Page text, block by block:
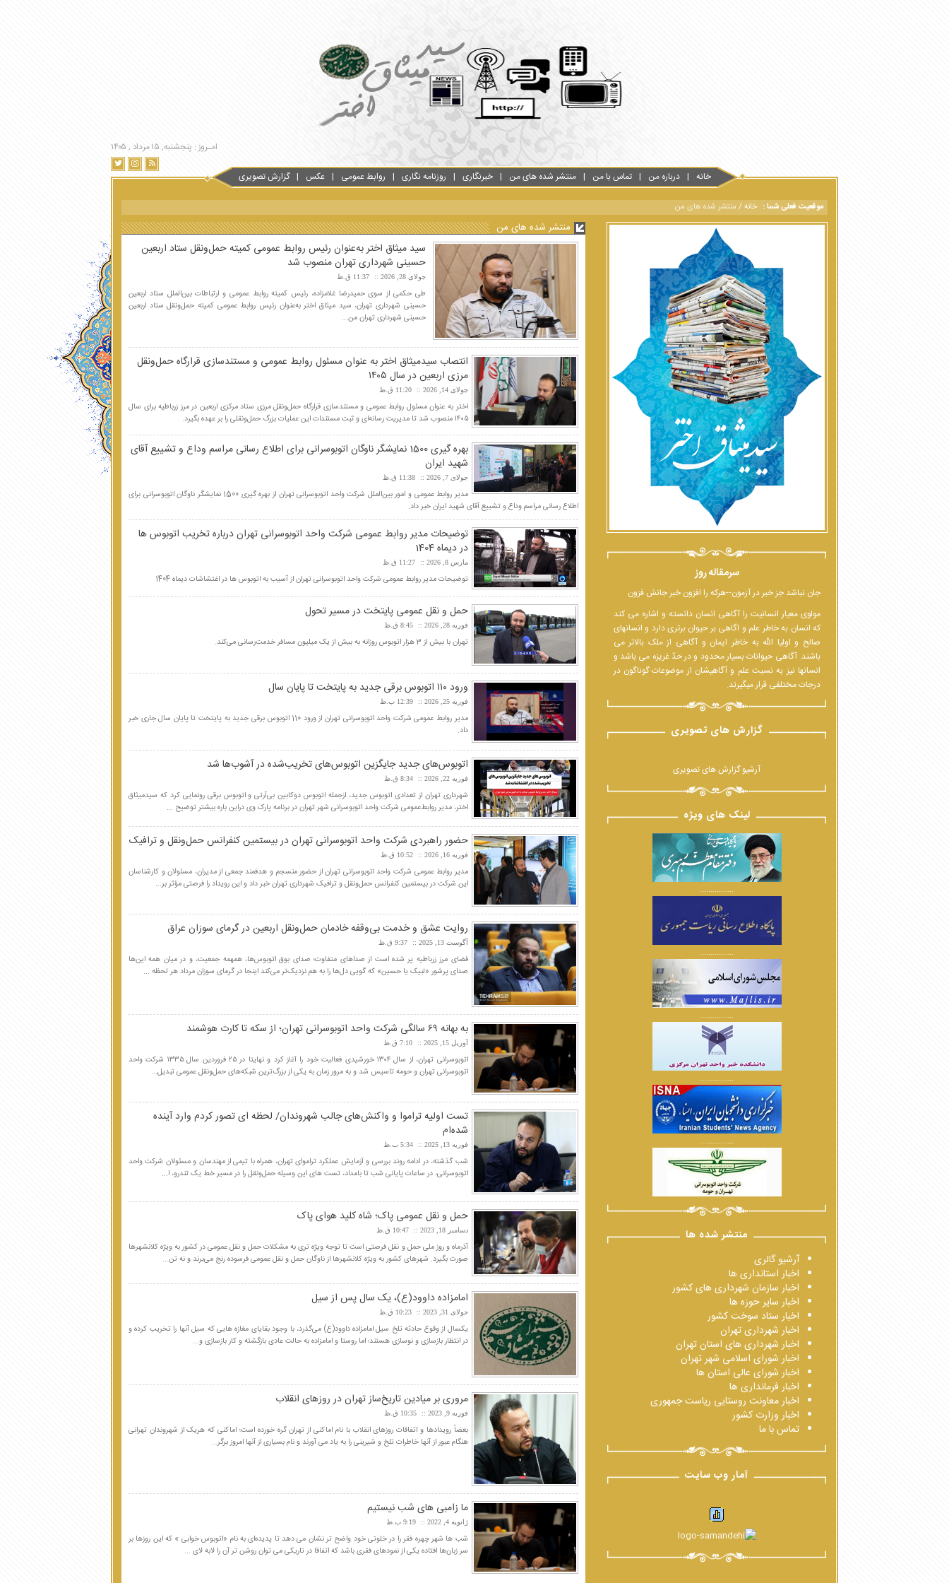
امـروز : پنجشنبه, ۱۵ مرداد , ۱۴۰۵
خانه درباره من تماس با من منتشر شده های من خبرنگاری روزنامه نگاری روابط عمومی عکس گزارش تصویری
موقعیت فعلی شما : خانه/ منتشر شده های من
منتشر شده های من
سید میثاق اختر به‌عنوان رئیس روابط عمومی کمیته حمل‌ونقل ستاد اربعین
حسینی شهرداری تهران منصوب شد
جولای 28, 2026 11:37 ق.ظ
طی حکمی از سوی حمیدرضا غلامزاده، رئیس کمیته روابط عمومی و ارتباطات بین‌الملل ستاد اربعین
حسینی شهرداری تهران، سید میثاق اختر به‌عنوان رئیس روابط عمومی کمیته حمل‌ونقل ستاد اربعین
حسینی شهرداری تهران من...
انتصاب سیدمیثاق اختر به عنوان مسئول روابط عمومی و مستندسازی قرارگاه حمل‌ونقل
مرزی اربعین در سال ۱۴۰۵
جولای 14, 2026 11:20 ق.ظ
اختر به عنوان مسئول روابط عمومی و مستندسازی قرارگاه حمل‌ونقل مرزی ستاد مرکزی اربعین در مرز زرباطیه برای سال
۱۴۰۵ منصوب شد تا مدیریت رسانه‌ای و ثبت مستندات این عملیات بزرگ حمل‌ونقلی را بر عهده بگیرد.
بهره گیری 1500 نمایشگر ناوگان اتوبوسرانی برای اطلاع رسانی مراسم وداع و تشییع آقای
شهید ایران
جولای 7, 2026 11:38 ق.ظ
مدیر روابط عمومی و امور بین‌الملل شرکت واحد اتوبوسرانی تهران از بهره گیری 1500 نمایشگر ناوگان اتوبوسرانی برای
اطلاع رسانی مراسم وداع و تشییع آقای شهید ایران خبر داد.
توضیحات مدیر روابط عمومی شرکت واحد اتوبوسرانی تهران درباره تخریب اتوبوس ها
در دیماه 1404
مارس 8, 2026 11:27 ق.ظ
توضیحات مدیر روابط عمومی شرکت واحد اتوبوسرانی تهران از آسیب به اتوبوس ها در اغتشاشات دیماه 1404
حمل و نقل عمومی پایتخت در مسیر تحول
فوریه 28, 2026 8:45 ق.ظ
تهران با بیش از 3 هزار اتوبوس روزانه به بیش از یک میلیون مسافر خدمت‌رسانی می‌کند.
ورود ۱۱۰ اتوبوس برقی جدید به پایتخت تا پایان سال
فوریه 25, 2026 12:39 ب.ظ
مدیر روابط عمومی شرکت واحد اتوبوسرانی تهران از ورود 110 اتوبوس برقی جدید به پایتخت تا پایان سال جاری خبر
داد.
اتوبوس‌های جدید جایگزین اتوبوس‌های تخریب‌شده در آشوب‌ها شد
فوریه 22, 2026 8:34 ق.ظ
شهرداری تهران از تعدادی اتوبوس جدید، ازجمله اتوبوس دوکابین بی‌آرتی و اتوبوس برقی رونمایی کرد که سیدمیثاق
اختر، مدیر روابط‌عمومی شرکت واحد اتوبوسرانی شهر تهران در برنامه پارک وی دراین باره بیشتر توضیح ...
حضور راهبردی شرکت واحد اتوبوسرانی تهران در بیستمین کنفرانس حمل‌ونقل و ترافیک
فوریه 16, 2026 10:52 ق.ظ
مدیر روابط عمومی شرکت واحد اتوبوسرانی تهران از حضور منسجم و هدفمند جمعی از مدیران، مسئولان و کارشناسان
این شرکت در بیستمین کنفرانس حمل‌ونقل و ترافیک شهرداری تهران خبر داد و این رویداد را فرصتی مؤثر بر...
روایت عشق و خدمت بی‌وقفه خادمان حمل‌ونقل اربعین در گرمای سوزان عراق
آگوست 13, 2025 9:37 ق.ظ
فضای مرز زرباطیه پر شده است از صداهای متفاوت؛ صدای بوق اتوبوس‌ها، همهمه جمعیت، و در میان همه این‌ها
صدای پرشور «لبیک یا حسین» که گویی دل‌ها را به هم نزدیک‌تر می‌کند اینجا در گرمای سوزان مرداد هر لحظه ...
به بهانه ۶۹ سالگی شرکت واحد اتوبوسرانی تهران؛ از سکه تا کارت هوشمند
آوریل 15, 2025 7:10 ق.ظ
اتوبوسرانی تهران، از سال ۱۳۰۴ خورشیدی فعالیت خود را آغاز کرد و نهایتا در ۲۵ فروردین سال ۱۳۳۵ شرکت واحد
اتوبوسرانی تهران و حومه تاسیس شد و به مرور زمان به یکی از بزرگ‌ترین شبکه‌های حمل‌ونقل عمومی تبدیل...
تست اولیه تراموا و واکنش‌های جالب شهروندان/ لحظه ای تصور کردم وارد آینده
شده‌ام
فوریه 13, 2025 5:34 ب.ظ
شب گذشته، در ادامه روند بررسی و آزمایش عملکرد تراموای تهران، همراه با تیمی از مهندسان و مسئولان شرکت واحد
اتوبوسرانی، در ساعات پایانی شب تا بامداد، تست های این وسیله حمل‌ونقل را در مسیر خط یک تندرو، ا...
حمل و نقل عمومی پاک؛ شاه کلید هوای پاک
دسامبر 18, 2023 10:47 ق.ظ
آذرماه و روز ملی حمل و نقل فرصتی است تا توجه ویژه تری به مشکلات حمل و نقل عمومی در کشور به ویژه کلانشهرها
صورت بگیرد. شهرهای کشور به ویژه کلانشهرها از ناوگان حمل و نقل عمومی فرسوده رنج می‌برند و نه تن...
امامزاده داوود(ع)، یک سال پس از سیل
جولای 31, 2023 10:23 ق.ظ
یکسال از وقوع حادثه تلخ سیل امامزاده داوود(ع) می‌گذرد، با وجود بقایای مغازه هایی که سیل آنها را تخریب کرده و
در انتظار بازسازی و نوسازی هستند؛ اما روستا و امامزاده به حالت عادی بازگشته و کار بازسازی و...
مروری بر میادین تاریخ‌ساز تهران در روزهای انقلاب
فوریه 9, 2023 10:35 ق.ظ
بعضاً رویدادها و اتفاقات روزهای انقلاب با نام اماکنی از تهران گره خورده است؛ اماکنی که هریک از شهروندان تهرانی
هنگام عبور از آنها خاطرات تلخ و شیرینی را به یاد می آورند و نام بسیاری از آنها امروز برگر...
ما زامبی های شب نیستیم
ژانویه 4, 2022 9:19 ب.ظ
شب ها شهر چهره فقر را در خلوتی خود واضح تر نشان می دهد تا پدیده‌ای به نام «اتوبوس خوابی » که این روزها بر
سر زبان‌ها افتاده یکی از نمودهای فقری باشد که اتفاقا در تاریکی می توان روشن تر آن را لابه لای ...
سرمقاله روز
جان نباشد جز خبر در آزمون--هرکه را افزون خبر جانش فزون
مولوی معیار انسانیت را آگاهی انسان دانسته و اشاره می کند
که انسان به خاطر علم و اگاهی بر حیوان برتری دارد و انسانهای
صالح و اولیا الله به خاطر ایمان و آگاهی از ملک بالاتر می
باشند. آگاهی حیوانات بسیار محدود و در حدّ غریزه می باشد و
انسانها نیز به نسبت علم و آگاهیشان از موضوعات گوناگون در
درجات مختلفی قرار میگیرند.
گزارش های تصویری
آرشیو گزارش های تصویری
لینک های ویژه
................
................
................
................
................
منتشر شده ها
آرشیو گالری
اخبار استانداری ها
اخبار سازمان شهرداری های کشور
اخبار سایر حوزه ها
اخبار ستاد سوخت کشور
اخبار شهرداری تهران
اخبار شهرداری های استان تهران
اخبار شورای اسلامی شهر تهران
اخبار شورای عالی استان ها
اخبار فرمانداری ها
اخبار معاونت روستایی ریاست جمهوری
اخبار وزارت کشور
تماس با ما
آمار وب سایت